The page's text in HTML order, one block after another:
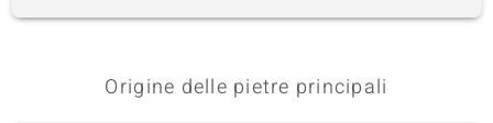
Origine delle pietre principali